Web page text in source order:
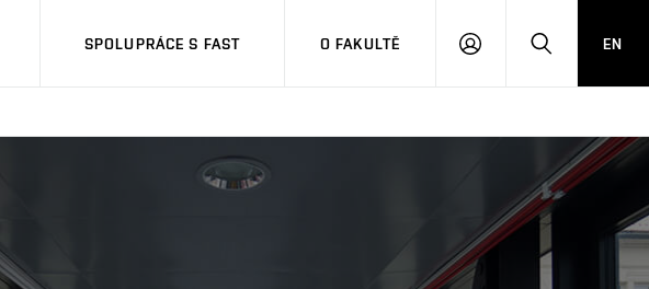
SPOLUPRÁCE S FAST O FAKULTĚ
PŘIHLÁSITHLEDAT
EN